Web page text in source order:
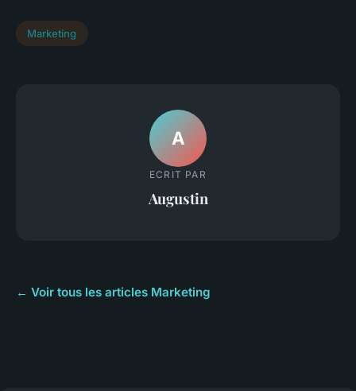
Marketing
A
ECRIT PAR
Augustin
← Voir tous les articles Marketing